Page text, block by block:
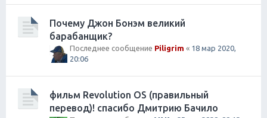
Почему Джон Бонэм великий
барабанщик?
Последнее сообщение Piligrim « 18 мар 2020,
20:06
фильм Revolution OS (правильный
перевод)! спасибо Дмитрию Бачило